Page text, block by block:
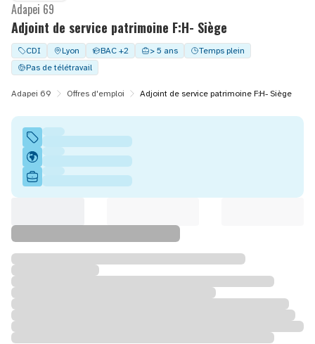
Adjoint de service patrimoine F:H- Siège
Adapei 69
CDI Lyon BAC +2 > 5 ans
Temps plein
Pas de télétravail
Adapei 69 Offres d'emploi Adjoint de service patrimoine F:H- Siège